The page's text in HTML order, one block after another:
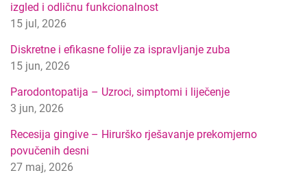
izgled i odličnu funkcionalnost
15 jul, 2026
Diskretne i efikasne folije za ispravljanje zuba
15 jun, 2026
Parodontopatija – Uzroci, simptomi i liječenje
3 jun, 2026
Recesija gingive – Hirurško rješavanje prekomjerno
povučenih desni
27 maj, 2026